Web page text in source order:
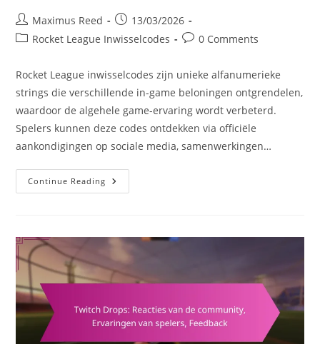
Post
author:
Maximus Reed
Post
published:
13/03/2026
PostRocket League Inwisselcodes
Post0 Comments
Rocket League inwisselcodes zijn unieke alfanumerieke
strings die verschillende in-game beloningen ontgrendelen,
waardoor de algehele game-ervaring wordt verbeterd.
Spelers kunnen deze codes ontdekken via officiële
aankondigingen op sociale media, samenwerkingen…
Continue Reading Rocket
League
Media,
Samenwerkingen
Met
Influencers,
Betrokkenheid
Gemeenschap